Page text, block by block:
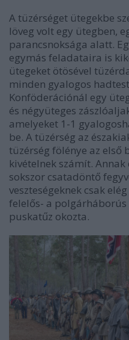
A tüzérséget ütegekbe
löveg volt egy ütegben,
parancsnoksága alatt.
egymás feladataira is
ütegeket ötösével
minden gyalogos
Konföderációnál egy
és négyüteges
amelyeket 1-1
be. A tüzérség az
tüzérség fölénye az
kivételnek számít.
sokszor csatadöntő
veszteségeknek csak
felelős- a polgárháborús
puskatűz okozta.